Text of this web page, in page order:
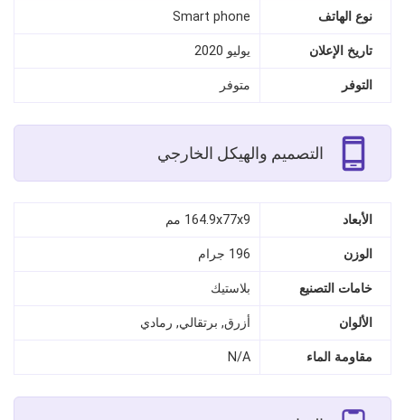
نوع الهاتف Smart phone
تاريخ الإعلان يوليو 2020
التوفر متوفر
التصميم والهيكل الخارجي
الأبعاد 164.9x77x9 مم
الوزن 196 جرام
خامات التصنيع بلاستيك
الألوان أزرق, برتقالي, رمادي
مقاومة الماء N/A